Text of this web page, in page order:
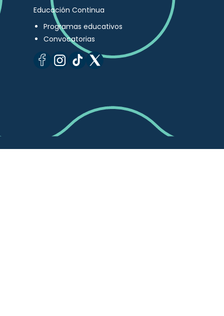
Educación Continua
Programas educativos
Convocatorias